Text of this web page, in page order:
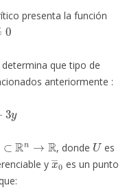
presenta la función
que tipo de
anteriormente :
→R
, donde
U
es
y
x―0
es un punto